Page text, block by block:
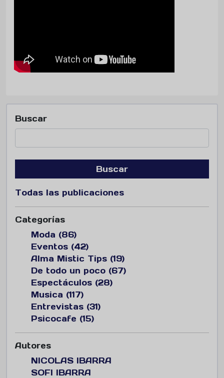
Buscar
Buscar
Todas las publicaciones
Categorías
Moda (86)
Eventos (42)
Alma Mistic Tips (19)
De todo un poco (67)
Espectáculos (28)
Musica (117)
Entrevistas (31)
Psicocafe (15)
Autores
NICOLAS IBARRA
SOFI IBARRA